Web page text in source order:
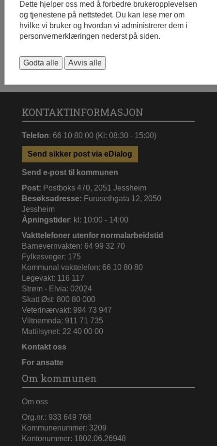
KONTAKTINFORMASJON
Telefon: 66 10 80 00 (Kl: 08:30 - 15:00)
Send sikker post via eDialog
Send e-post til kommunen
Post: Postboks 470, 2051 Jessheim
Besøksadresse: Furusethgata 12, 2050
Jessheim
Åpningstider: kl: 10:00 - 14:00
Vakttelefoner utenfor normalarbeidstid
Barnevernvakten: 64 99 32 70
Fylkesveger: 175
Kommunal vakttelefon: 66 10 80 80
Legevakt: 116 117
Strøm - Elvia: 02024
Skatt Øst: 800 80 000
Veterinærvakt: 994 73 947
Viltnemnda: 911 71 735
Mattilsynet: 22 40 00 00
Kontakt oss
For ansatte
Om kommunen
Om oss
Org.nr.: 933 649 768
Kommunenummer: 3209
Kontonummer: 1802.06.26948
Dette hjelper oss med å forbedre brukeropplevelsen
og tjenestene på nettstedet. Du kan lese mer om
hvilke vi bruker og hvordan vi administrerer dem i
personvernerklæringen nederst på siden.
Godta alle Avvis alle